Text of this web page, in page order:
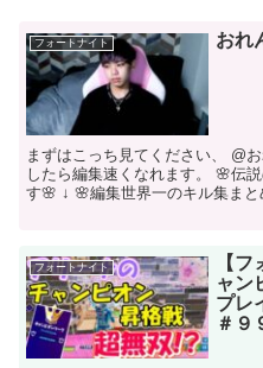
フォートナイト おれ
まずはこっち見てください、 @
したら編集速くなれます。 🌸伝
す🌸 ↓ 🌸編集世界一のキル集まと
フォートナイト
【
ャン
プレ
＃９